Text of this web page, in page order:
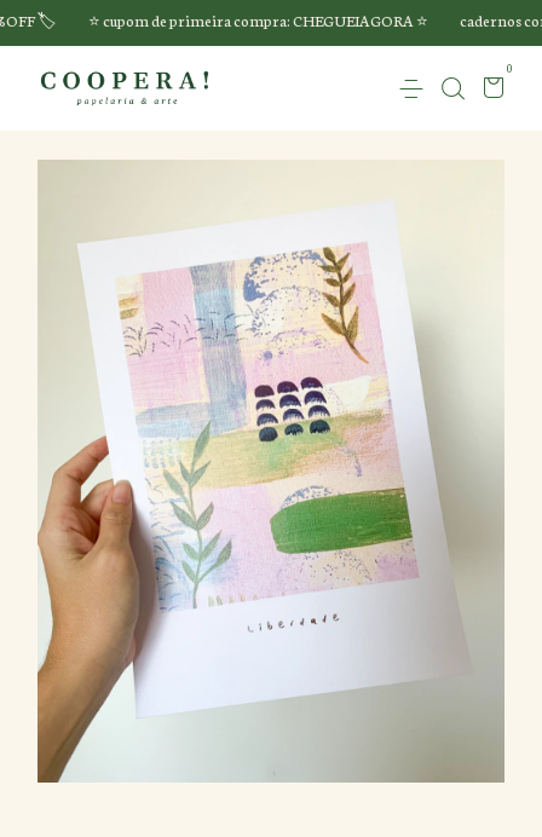
⭐️ cupom de primeira compra: CHEGUEIAGORA ⭐️ cadernos com
0